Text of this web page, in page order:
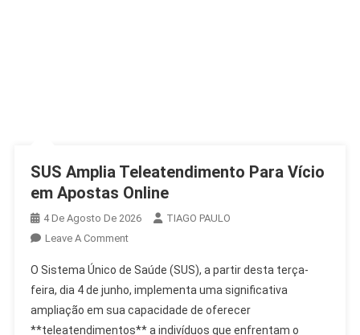
SUS Amplia Teleatendimento Para Vício
em Apostas Online
4 De Agosto De 2026
TIAGO PAULO
Leave A CommentOn
Amplia
Teleatendimento
Para
Vício
O Sistema Único de Saúde (SUS), a partir desta terça-
feira, dia 4 de junho, implementa uma significativa
ampliação em sua capacidade de oferecer
**teleatendimentos** a indivíduos que enfrentam o